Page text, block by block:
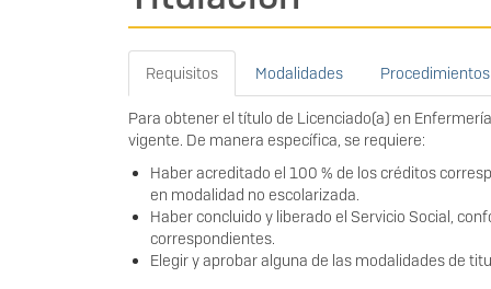
Requisitos Modalidades Procedimientos
Para obtener el título de Licenciado(a) en
vigente. De manera específica, se requiere:
Haber acreditado el 100 % de los créditos
en modalidad no escolarizada.
Haber concluido y liberado el Servicio Social,
correspondientes.
Elegir y aprobar alguna de las modalidades de